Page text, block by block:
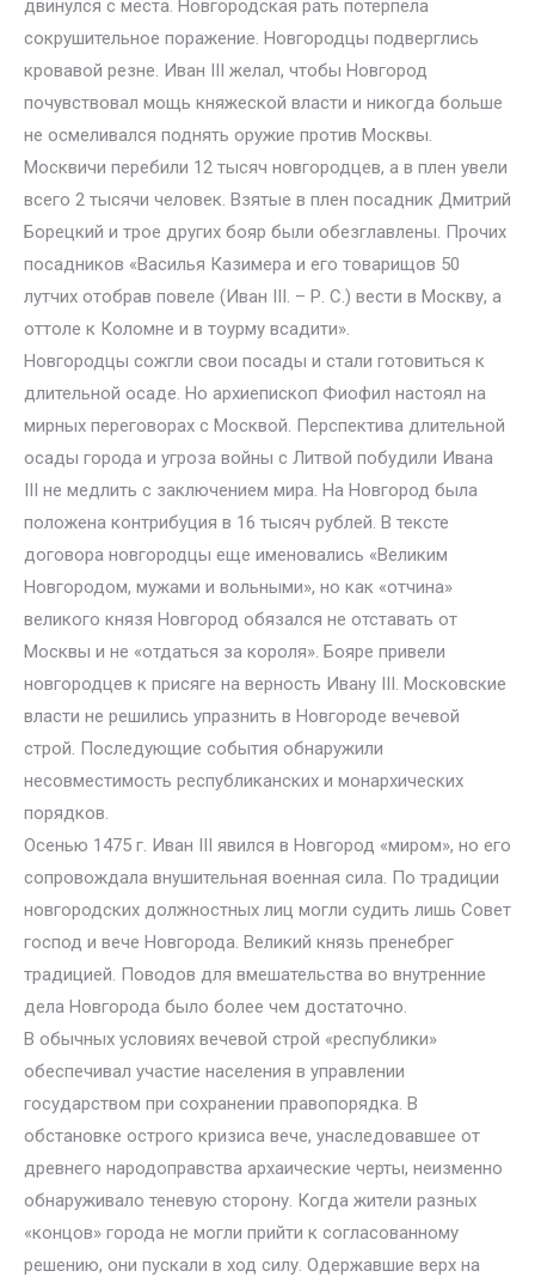
двинулся с места. Новгородская рать потерпела
сокрушительное поражение. Новгородцы подверглись
кровавой резне. Иван III желал, чтобы Новгород
почувствовал мощь княжеской власти и никогда больше
не осмеливался поднять оружие против Москвы.
Москвичи перебили 12 тысяч новгородцев, а в плен увели
всего 2 тысячи человек. Взятые в плен посадник Дмитрий
Борецкий и трое других бояр были обезглавлены. Прочих
посадников «Василья Казимера и его товарищов 50
лутчих отобрав повеле (Иван III. – Р. С.) вести в Москву, а
оттоле к Коломне и в тоурму всадити».
Новгородцы сожгли свои посады и стали готовиться к
длительной осаде. Но архиепископ Фиофил настоял на
мирных переговорах с Москвой. Перспектива длительной
осады города и угроза войны с Литвой побудили Ивана
III не медлить с заключением мира. На Новгород была
положена контрибуция в 16 тысяч рублей. В тексте
договора новгородцы еще именовались «Великим
Новгородом, мужами и вольными», но как «отчина»
великого князя Новгород обязался не отставать от
Москвы и не «отдаться за короля». Бояре привели
новгородцев к присяге на верность Ивану III. Московские
власти не решились упразнить в Новгороде вечевой
строй. Последующие события обнаружили
несовместимость республиканских и монархических
порядков.
Осенью 1475 г. Иван III явился в Новгород «миром», но его
сопровождала внушительная военная сила. По традиции
новгородских должностных лиц могли судить лишь Совет
господ и вече Новгорода. Великий князь пренебрег
традицией. Поводов для вмешательства во внутренние
дела Новгорода было более чем достаточно.
В обычных условиях вечевой строй «республики»
обеспечивал участие населения в управлении
государством при сохранении правопорядка. В
обстановке острого кризиса вече, унаследовавшее от
древнего народоправства архаические черты, неизменно
обнаруживало теневую сторону. Когда жители разных
«концов» города не могли прийти к согласованному
решению, они пускали в ход силу. Одержавшие верх на